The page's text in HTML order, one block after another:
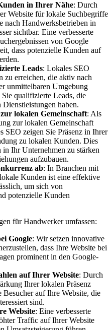
in Ihrer Nähe: Durch
Website für lokale Suchbegriffe
nach Handwerksbetrieben in
sichtbar. Eine verbesserte
von Google
dass potenzielle Kunden auf
Leads: Lokales SEO
zu erreichen, die aktiv nach
unmittelbaren Umgebung
qualifizierte Leads, die
Dienstleistungen haben.
lokalen Gemeinschaft: Als
zur lokalen Gemeinschaft
SEO zeigen Sie Präsenz in Ihrer
zu lokalen Kunden. Dies
in Ihr Unternehmen zu stärken
aufzubauen.
ab: In Branchen mit
Kunden ist eine effektive
um sich von
potenzielle Kunden
für Handwerker umfassen:
Google: Wir setzen innovative
dass Ihre Website bei
prominent in den Google-
auf Ihrer Website: Durch
Ihrer lokalen Präsenz
auf Ihre Website, die
sind.
Website: Eine verbesserte
Traffic auf Ihrer Website